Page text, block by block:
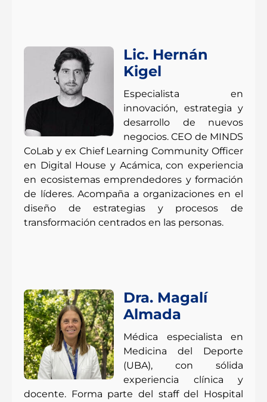
Lic. Hernán
Kigel
Especialista en
innovación, estrategia y
desarrollo de nuevos
negocios. CEO de MINDS
CoLab y ex Chief Learning Community Officer
en Digital House y Acámica, con experiencia
en ecosistemas emprendedores y formación
de líderes. Acompaña a organizaciones en el
diseño de estrategias y procesos de
transformación centrados en las personas.
Dra. Magalí
Almada
Médica especialista en
Medicina del Deporte
(UBA), con sólida
experiencia clínica y
docente. Forma parte del staff del Hospital